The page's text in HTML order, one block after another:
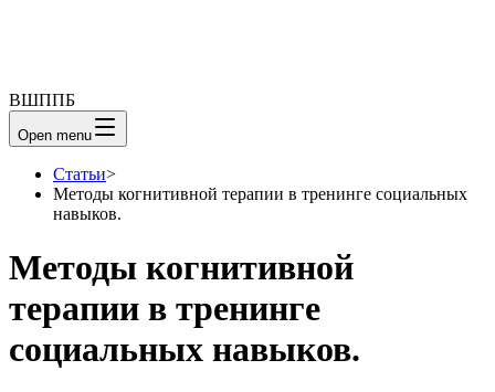
ВШППБ
Open menu
Статьи>
Методы когнитивной терапии в тренинге социальных
навыков.
Методы когнитивной
терапии в тренинге
социальных навыков.